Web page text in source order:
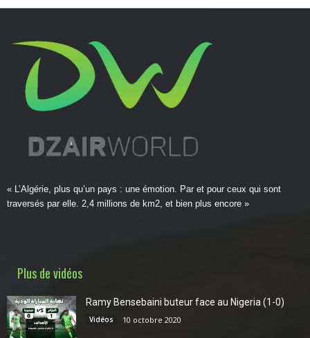
« L’Algérie, plus qu’un pays : une émotion. Par et pour ceux qui sont
traversés par elle. 2,4 millions de km2, et bien plus encore »
Plus de vidéos
Ramy Bensebaini buteur face au Nigeria (1-0)
Vidéos 10 octobre 2020